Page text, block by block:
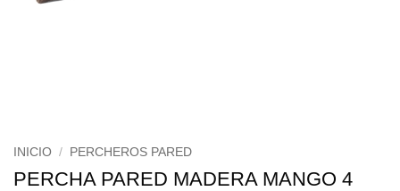
INICIO / PERCHEROS PARED
PERCHA PARED MADERA MANGO 4